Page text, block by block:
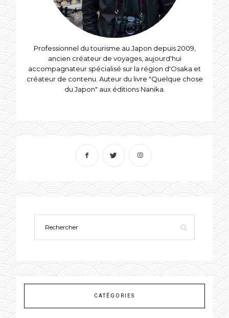
Professionnel du tourisme au Japon depuis 2009,
ancien créateur de voyages, aujourd'hui
accompagnateur spécialisé sur la région d'Osaka et
créateur de contenu. Auteur du livre "Quelque chose
du Japon" aux éditions Nanika.
CATÉGORIES